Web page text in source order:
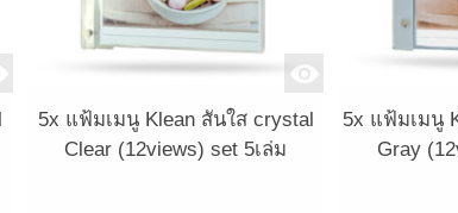
5x แฟ้มเมนู Klean สันใส crystal
Clear (12views) set 5เล่ม
5x แฟ้มเมนู
Gray